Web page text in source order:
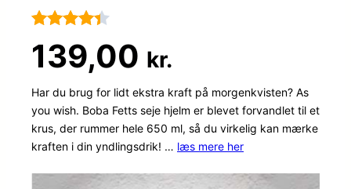
som4.3
ud af 5
baseret
på
139,00 kr.
Har du brug for lidt ekstra kraft på morgenkvisten? As
you wish. Boba Fetts seje hjelm er blevet forvandlet til et
krus, der rummer hele 650 ml, så du virkelig kan mærke
kraften i din yndlingsdrik! … læs mere her